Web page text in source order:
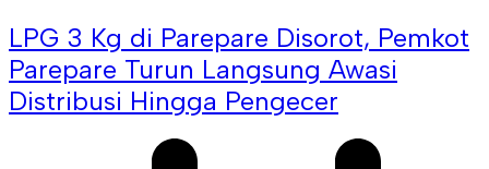
LPG 3 Kg di Parepare Disorot, Pemkot
Parepare Turun Langsung Awasi
Distribusi Hingga Pengecer